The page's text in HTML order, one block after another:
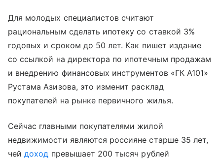
Для молодых специалистов считают
рациональным сделать ипотеку со ставкой 3%
годовых и сроком до 50 лет. Как пишет издание
со ссылкой на директора по ипотечным продажам
и внедрению финансовых инструментов «ГК А101»
Рустама Азизова, это изменит расклад
покупателей на рынке первичного жилья.
Сейчас главными покупателями жилой
недвижимости являются россияне старше 35 лет,
чейдоход превышает 200 тысяч рублей